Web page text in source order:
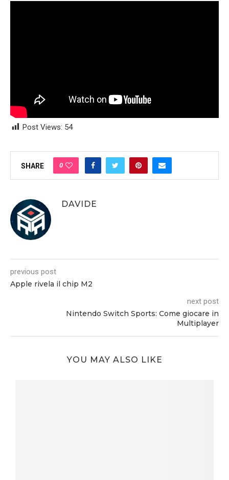
Post Views: 54
SHARE 0
DAVIDE
previous post
Apple rivela il chip M2
next post
Nintendo Switch Sports: Come giocare in
Multiplayer
YOU MAY ALSO LIKE